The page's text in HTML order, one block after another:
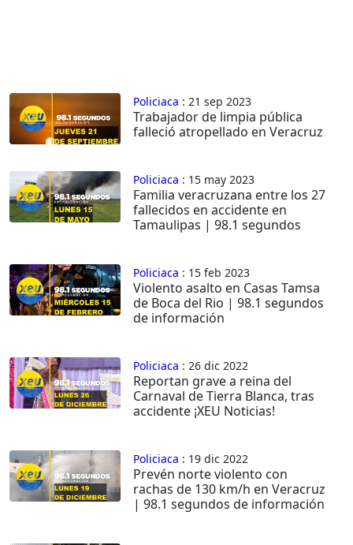
Policiaca : 21 sep 2023
Trabajador de limpia pública
falleció atropellado en Veracruz
Policiaca : 15 may 2023
Familia veracruzana entre los 27
fallecidos en accidente en
Tamaulipas | 98.1 segundos
Policiaca : 15 feb 2023
Violento asalto en Casas Tamsa
de Boca del Rio | 98.1 segundos
de información
Policiaca : 26 dic 2022
Reportan grave a reina del
Carnaval de Tierra Blanca, tras
accidente ¡XEU Noticias!
Policiaca : 19 dic 2022
Prevén norte violento con
rachas de 130 km/h en Veracruz
| 98.1 segundos de información